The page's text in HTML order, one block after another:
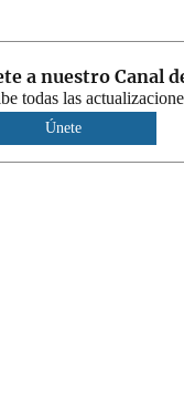
a nuestro Canal
todas las
Únete